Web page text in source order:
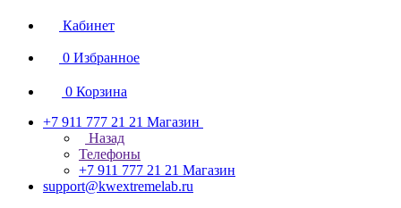
Кабинет
0 Избранное
0 Корзина
+7 911 777 21 21 Магазин
Назад
Телефоны
+7 911 777 21 21 Магазин
support@kwextremelab.ru